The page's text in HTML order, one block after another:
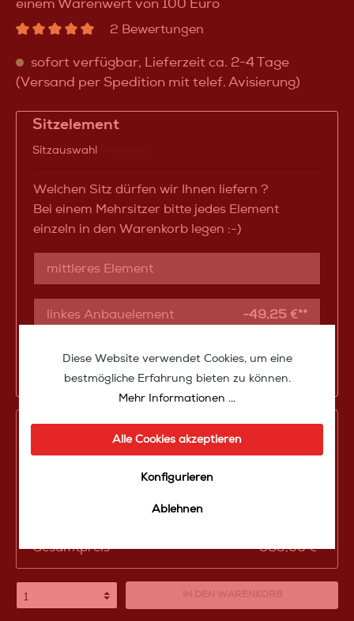
einem Warenwert von 100 Euro
2 Bewertungen
sofort verfügbar, Lieferzeit ca. 2-4 Tage
(Versand per Spedition mit telef. Avisierung)
Sitzelement
Sitzauswahl
Welchen Sitz dürfen wir Ihnen liefern ?
Bei einem Mehrsitzer bitte jedes Element
einzeln in den Warenkorb legen :-)
mittleres Element
linkes Anbauelement -49,25 €**
rechtes Anbauelement -49,25 €**
Produktpreis
985,00 €*
Gesamtpreis 985,00 €*
IN DEN WARENKORB
Diese Website verwendet Cookies, um eine
bestmögliche Erfahrung bieten zu können.
Mehr Informationen ...
Alle Cookies akzeptieren
Konfigurieren
Ablehnen